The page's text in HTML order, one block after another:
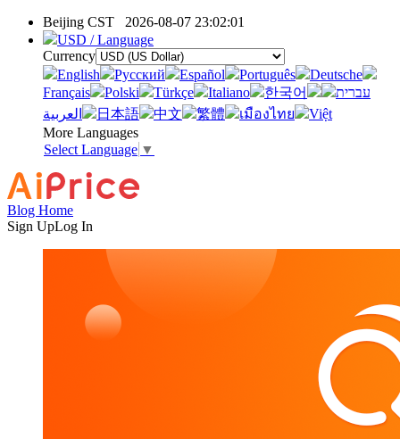
Beijing CST 2026-08-07 23:02:01
USD / Language
Currency
English
Pусский Español Português
Deutsche
Français
Polski Türkçe Italiano 한국어
עברית
العربية
日本語 中文 繁體 เมืองไทย
Việt
More Languages
Select Language ▼
Blog Home
Sign UpLog In